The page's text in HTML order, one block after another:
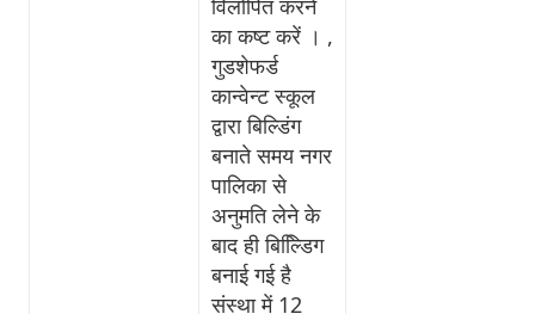
विलोपित करने
का कष्ट करें । ,
गुडशेफर्ड
कान्वेन्ट स्कूल
द्वारा बिल्डिंग
बनाते समय नगर
पालिका से
अनुमति लेने के
बाद ही बिल्डििग
बनाई गई है
संस्था में 12